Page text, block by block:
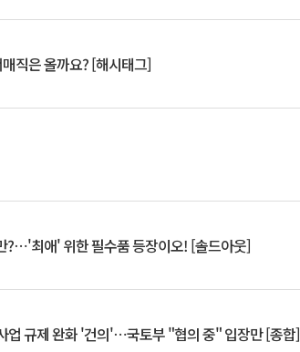
직은 올까요? [해시태그]
?⋯'최애' 위한 필수품 등장이오! [솔드아웃]
업 규제 완화 '건의'⋯국토부 "협의 중" 입장만 [종합]